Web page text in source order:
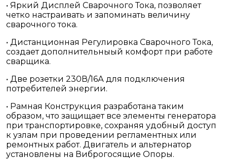
• Яркий Дисплей Сварочного Тока, позволяет
четко настраивать и запоминать величину
сварочного тока.
• Дистанционная Регулировка Сварочного Тока,
создает дополнительныый комфорт при работе
сварщика.
• Две розетки 230В/16А для подключения
потребителей энергии.
• Рамная Конструкция разработана таким
образом, что защищает все элементы генератора
при транспортировке, сохраняя удобный доступ
к узлам при проведении регламентных или
ремонтных работ. Двигатель и альтернатор
установлены на Виброгосящие Опоры.